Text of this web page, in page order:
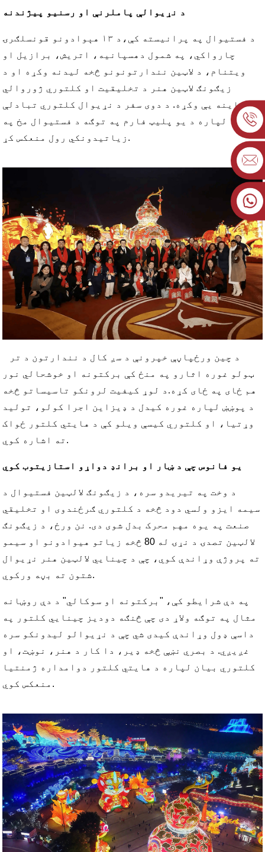
د نړیوالې پاملرنې او رسنیو پیژندنه
د فستیوال په پرانیسته کې،
د ۱۳ هېوادونو قونسلګرۍ
چارواکي ، په شمول د هسپانیه، اتریش، برازیل او
ویتنام ، د لاټین نندارتونونو څخه لیدنه وکړه او د
زیګونګ لاټین هنر د تخلیقیت او کلتوري ژوروالي
ستاینه یې وکړه. د دوی سفر د نړیوال کلتوري تبادلې
لپاره د یو پلیټ فارم په توګه د فستیوال مخ په
زیاتیدونکي رول منعکس کړ.
د چین ورځپاڼې خپرونې د سږ کال د نندارتون د تر
ټولو غوره اثارو په منځ کې برکتونه او خوشحالي نور
هم ځای په ځای کړه. د لوړ کیفیت لرونکو تاسیساتو څخه
د پوښښ لپاره غوره کیدل د ډیزاین اجرا کولو، تولید
وړتیا، او کلتوري کیسې ویلو کې د هایتي کلتور ځواک
ته اشاره کوي.
یو فانوس چې د ښار او برانډ دواړو استازیتوب کوي
د وخت په تیریدو سره، د زیګونګ لالټین فستیوال د
سیمه ایزو ولسي دود څخه د کلتوري ګرځندوی او تخلیقي
صنعت په یوه مهم محرک بدل شوی دی. نن ورځ، د زیګونګ
لالټین تصدۍ د نړۍ له 80 څخه زیاتو هیوادونو او سیمو
ته پروژې وړاندې کوي، چې د چینایي لالټین هنر نړیوال
شتون ته بڼه ورکوي.
په دې شرایطو کې، "برکتونه او سوکالي" د دې روښانه
مثال په توګه ولاړ دی چې څنګه دودیز چینایي کلتور په
داسې ډول وړاندې کیدی شي چې د نړیوالو لیدونکو سره
غږیږي. د بصري نښې څخه ډیر، دا کار د هنر، نوښت، او
کلتوري بیان لپاره د هایتي کلتور دوامداره ژمنتیا
منعکس کوي.